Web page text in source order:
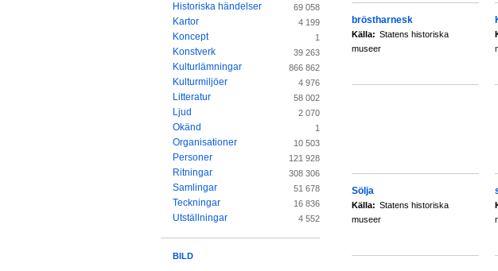
bröstharnesk
Källa: Statens historiska
museer
Sölja
Källa: Statens historiska
museer
Historiska händelser 69 058
Kartor 4 199
Koncept 1
Konstverk 39 263
Kulturlämningar 866 862
Kulturmiljöer 4 976
Litteratur 58 002
Ljud 2 070
Okänd 1
Organisationer 10 503
Personer 121 928
Ritningar 308 306
Samlingar 51 678
Teckningar 16 836
Utställningar 4 552
BILD